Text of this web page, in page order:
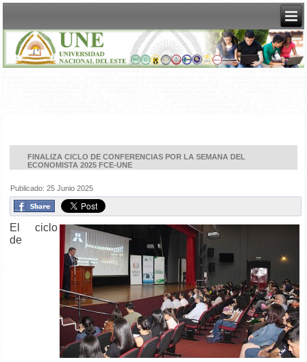
FINALIZA CICLO DE CONFERENCIAS POR LA SEMANA DEL
ECONOMISTA 2025 FCE-UNE
Publicado: 25 Junio 2025
El ciclo
de